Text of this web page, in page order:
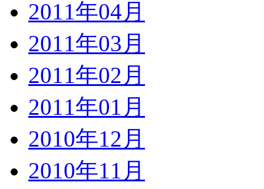
2011年04月
2011年03月
2011年02月
2011年01月
2010年12月
2010年11月